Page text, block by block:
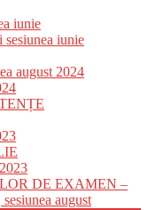
iunie
iunie
august 2024
DE EXAMEN –
august